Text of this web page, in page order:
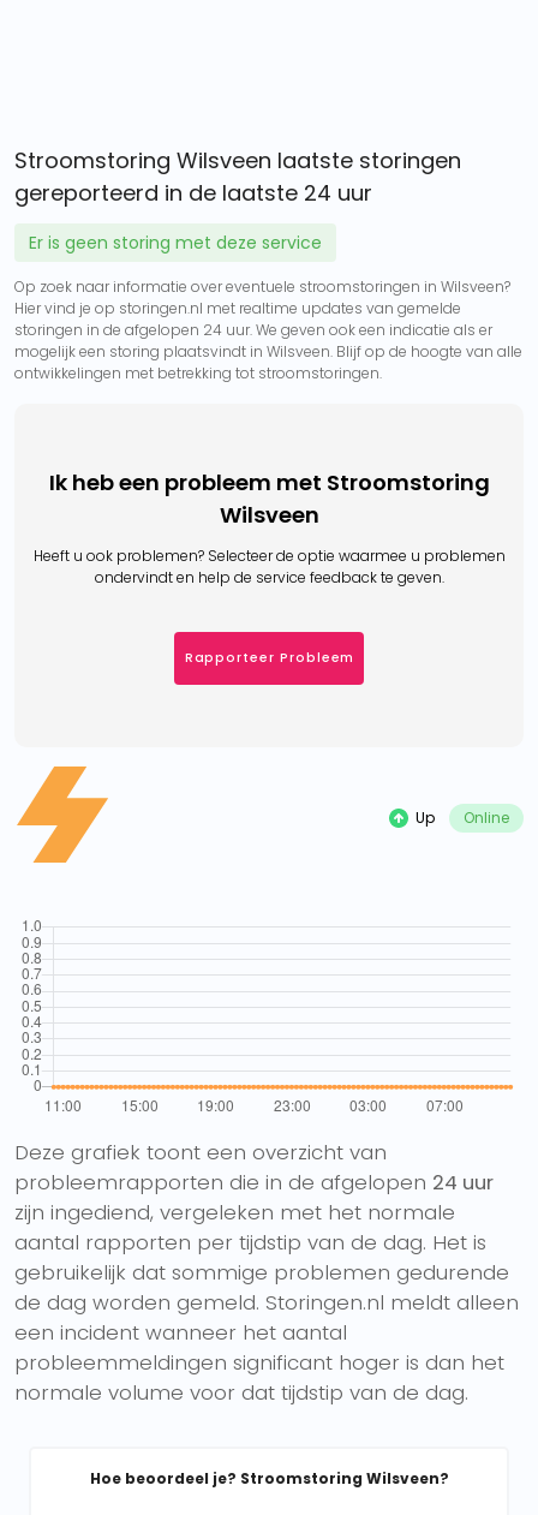
Stroomstoring Wilsveen laatste storingen
gereporteerd in de laatste 24 uur
Er is geen storing met deze service
Op zoek naar informatie over eventuele stroomstoringen in Wilsveen?
Hier vind je op storingen.nl met realtime updates van gemelde
storingen in de afgelopen 24 uur. We geven ook een indicatie als er
mogelijk een storing plaatsvindt in Wilsveen. Blijf op de hoogte van alle
ontwikkelingen met betrekking tot stroomstoringen.
Ik heb een probleem met Stroomstoring
Wilsveen
Heeft u ook problemen? Selecteer de optie waarmee u problemen
ondervindt en help de service feedback te geven.
Rapporteer Probleem
Up Online
Deze grafiek toont een overzicht van
probleemrapporten die in de afgelopen 24 uur
zijn ingediend, vergeleken met het normale
aantal rapporten per tijdstip van de dag. Het is
gebruikelijk dat sommige problemen gedurende
de dag worden gemeld. Storingen.nl meldt alleen
een incident wanneer het aantal
probleemmeldingen significant hoger is dan het
normale volume voor dat tijdstip van de dag.
Hoe beoordeel je? Stroomstoring Wilsveen?